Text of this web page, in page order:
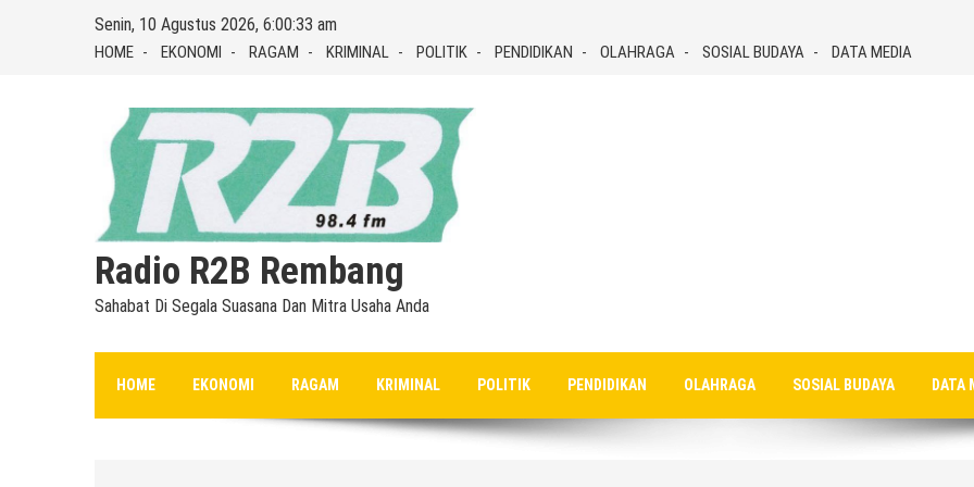
Senin, 10 Agustus 2026, 6:00:33 am
HOME EKONOMI RAGAM KRIMINAL POLITIK PENDIDIKAN OLAHRAGA SOSIAL BUDAYA DATA MEDIA
Radio R2B Rembang
Sahabat Di Segala Suasana Dan Mitra Usaha Anda
HOME EKONOMI RAGAM KRIMINAL POLITIK PENDIDIKAN OLAHRAGA SOSIAL BUDAYA DATA